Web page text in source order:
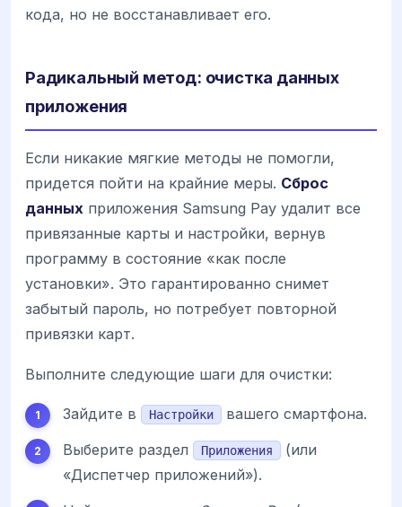
кода, но не восстанавливает его.
Радикальный метод: очистка данных
приложения
Если никакие мягкие методы не помогли,
придется пойти на крайние меры. Сброс
данных приложения Samsung Pay удалит все
привязанные карты и настройки, вернув
программу в состояние «как после
установки». Это гарантированно снимет
забытый пароль, но потребует повторной
привязки карт.
Выполните следующие шаги для очистки:
Зайдите в Настройки
вашего смартфона.
Выберите раздел
Приложения
(или
«Диспетчер приложений»).